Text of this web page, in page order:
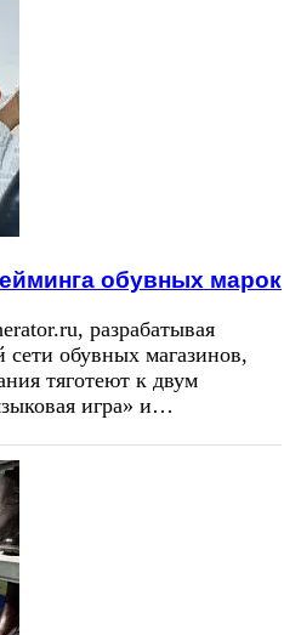
обувных марок
разрабатывая
сети обувных магазинов,
тяготеют к двум
игра» и…